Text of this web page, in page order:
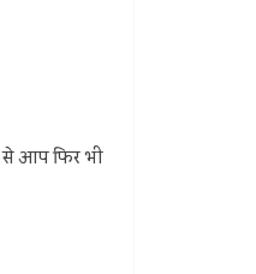
से आप फिर भी